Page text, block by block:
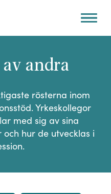
andra
rösterna inom
Yrkeskollegor
med sig av sina
hur de utvecklas i